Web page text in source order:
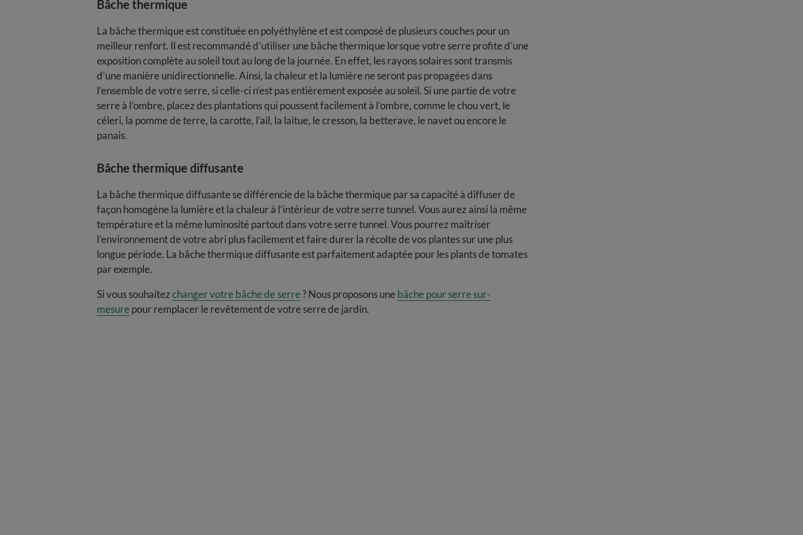
Bâche thermique
La bâche thermique est constituée en polyéthylène et est composé de plusieurs couches pour un
meilleur renfort. Il est recommandé d’utiliser une bâche thermique lorsque votre serre profite d’une
exposition complète au soleil tout au long de la journée. En effet, les rayons solaires sont transmis
d’une manière unidirectionnelle. Ainsi, la chaleur et la lumière ne seront pas propagées dans
l’ensemble de votre serre, si celle-ci n’est pas entièrement exposée au soleil. Si une partie de votre
serre à l’ombre, placez des plantations qui poussent facilement à l’ombre, comme le chou vert, le
céleri, la pomme de terre, la carotte, l’ail, la laitue, le cresson, la betterave, le navet ou encore le
panais.
Bâche thermique diffusante
La bâche thermique diffusante se différencie de la bâche thermique par sa capacité à diffuser de
façon homogène la lumière et la chaleur à l’intérieur de votre serre tunnel. Vous aurez ainsi la même
température et la même luminosité partout dans votre serre tunnel. Vous pourrez maîtriser
l’environnement de votre abri plus facilement et faire durer la récolte de vos plantes sur une plus
longue période. La bâche thermique diffusante est parfaitement adaptée pour les plants de tomates
par exemple.
Si vous souhaitezchanger votre bâche de serre? Nous proposons une bâche pour serre sur-
mesure pour remplacer le revêtement de votre serre de jardin.